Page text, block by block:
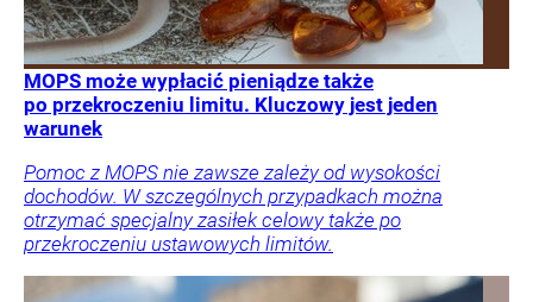
MOPS może wypłacić pieniądze także
po przekroczeniu limitu. Kluczowy jest jeden
warunek
Pomoc z MOPS nie zawsze zależy od wysokości
dochodów. W szczególnych przypadkach można
otrzymać specjalny zasiłek celowy także po
przekroczeniu ustawowych limitów.